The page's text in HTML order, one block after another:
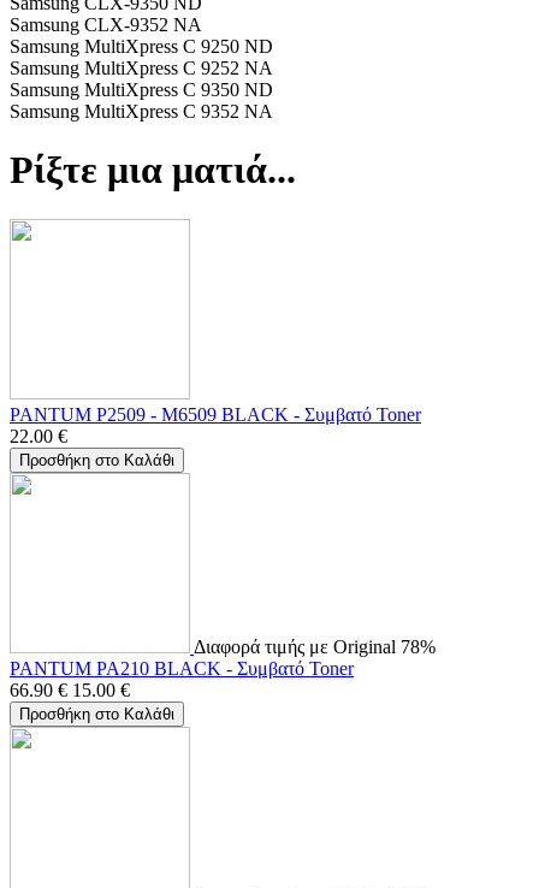
Samsung CLX-9352 NA
Samsung MultiXpress C 9250 ND
Samsung MultiXpress C 9252 NA
Samsung MultiXpress C 9350 ND
Samsung MultiXpress C 9352 NA
Ρίξτε μια ματιά...
PANTUM P2509 - M6509 BLACK - Συμβατό Toner
22.00 €
Προσθήκη στο Καλάθι
Διαφορά τιμής με Original 78%
PANTUM PA210 BLACK - Συμβατό Toner
66.90 € 15.00 €
Προσθήκη στο Καλάθι